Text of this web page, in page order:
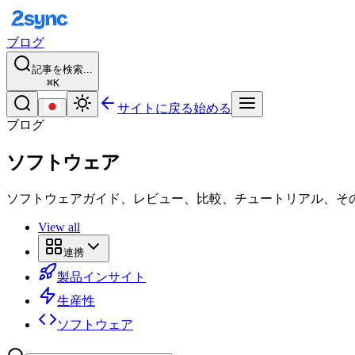
ブログ
記事を検索...
⌘K
サイトに戻る始める
ブログ
ソフトウェア
ソフトウェアガイド、レビュー、比較、チュートリアル、そ
View all
連携
製品インサイト
生産性
ソフトウェア